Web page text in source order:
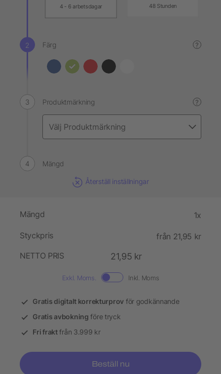
4 - 6 arbetsdagar 48 Stunden
Färg ?
Produktmärkning ?
Mängd
Återställ inställningar
Mängd 1x
Styckpris
från 21,95 kr
NETTO PRIS
21,95 kr
Exkl. Moms. Inkl. Moms
Gratis digitalt korrekturprov för godkännande
Gratis avbokning före tryck
Fri fraktfrån 3.999 kr
Beställ nu